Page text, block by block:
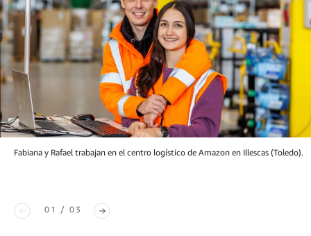
Fabiana y Rafael trabajan en el centro logístico de Amazon en Illescas (Toledo).
01 / 03